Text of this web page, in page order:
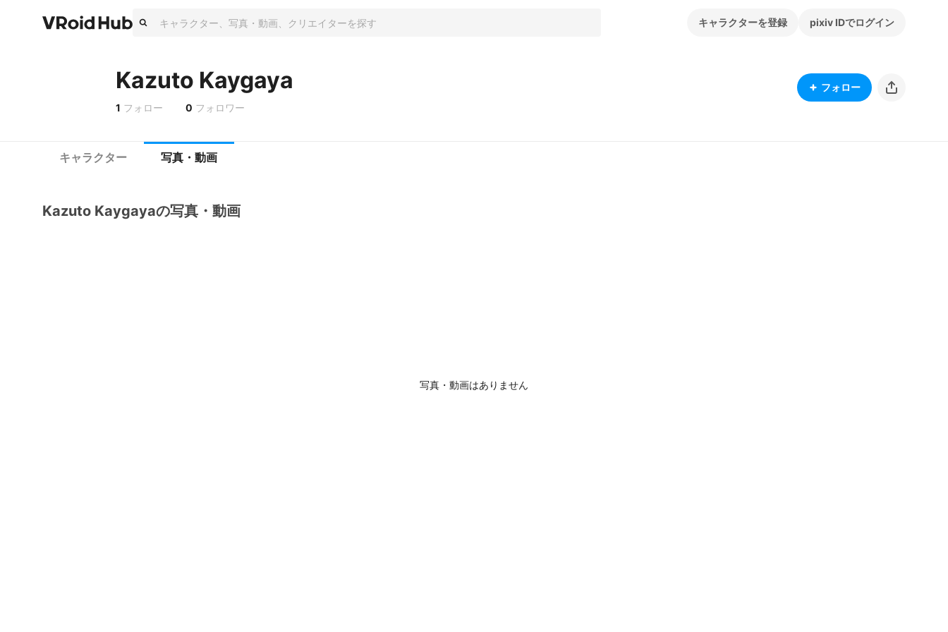
キャラクターを登録 pixiv IDでログイン
Kazuto Kaygaya
1 フォロー 0 フォロワー
フォロー
キャラクター 写真・動画
Kazuto Kaygayaの写真・動画
写真・動画はありません